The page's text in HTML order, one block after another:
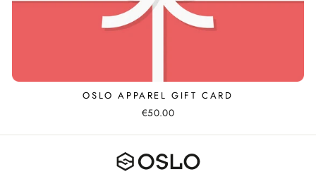
OSLO APPAREL GIFT CARD
€50.00